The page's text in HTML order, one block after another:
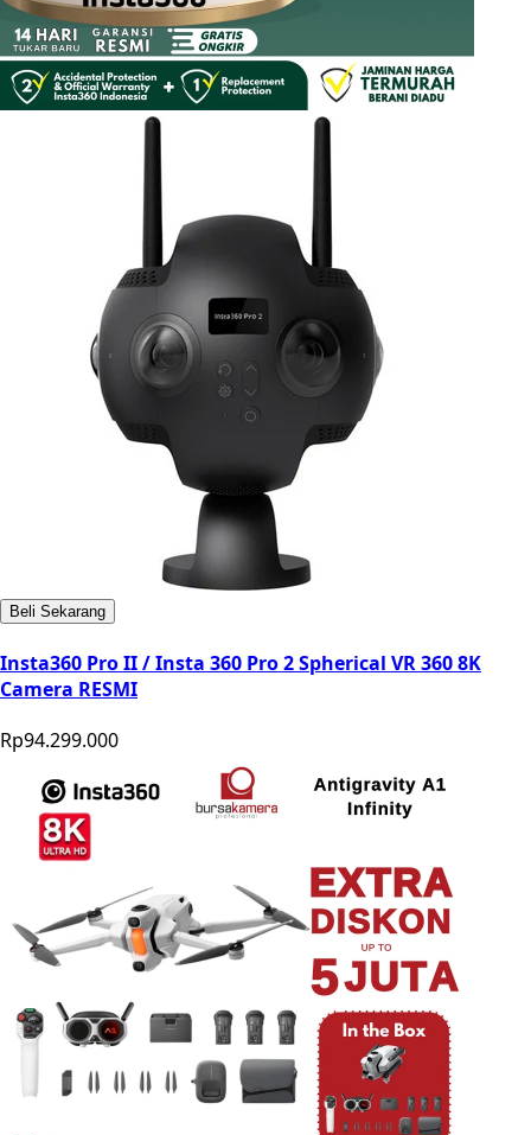
Beli Sekarang
Insta360 Pro II / Insta 360 Pro 2 Spherical VR 360 8K
Camera RESMI
Rp94.299.000